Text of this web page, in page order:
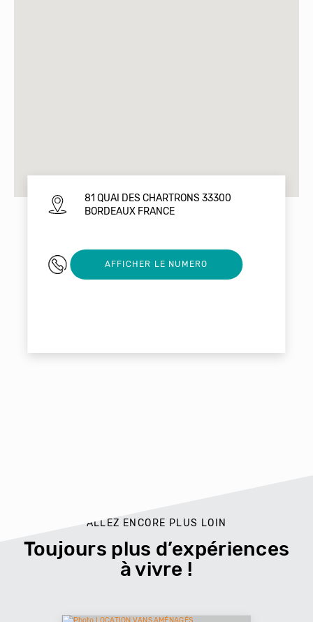
81 QUAI DES CHARTRONS 33300
BORDEAUX FRANCE
0662338660
AFFICHER LE NUMERO
ALLEZ ENCORE PLUS LOIN
Toujours plus d’expériences
à vivre !